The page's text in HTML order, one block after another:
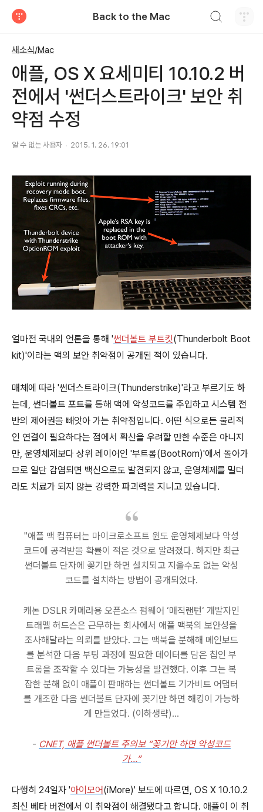
Back to the Mac
새소식/Mac
애플, OS X 요세미티 10.10.2 버
전에서 '썬더스트라이크' 보안 취
약점 수정
알 수 없는 사용자 2015. 1. 26. 19:01
얼마전 국내외 언론을 통해 '썬더볼트 부트킷(Thunderbolt Boot
kit)'이라는 맥의 보안 취약점이 공개된 적이 있습니다.
매체에 따라 '썬더스트라이크(Thunderstrike)'라고 부르기도 하
는데, 썬더볼트 포트를 통해 맥에 악성코드를 주입하고 시스템 전
반의 제어권을 빼앗아 가는 취약점입니다. 어떤 식으로든 물리적
인 연결이 필요하다는 점에서 확산을 우려할 만한 수준은 아니지
만, 운영체제보다 상위 레이어인 '부트롬(BootRom)'에서 돌아가
므로 일단 감염되면 백신으로도 발견되지 않고, 운영체제를 밀더
라도 치료가 되지 않는 강력한 파괴력을 지니고 있습니다.
"애플 맥 컴퓨터는 마이크로소프트 윈도 운영체제보다 악성
코드에 공격받을 확률이 적은 것으로 알려졌다. 하지만 최근
썬더볼트 단자에 꽂기만 하면 설치되고 지울수도 없는 악성
코드를 설치하는 방법이 공개되었다.
캐논 DSLR 카메라용 오픈소스 펌웨어 ‘매직랜턴‘ 개발자인
트래멜 허드슨은 근무하는 회사에서 애플 맥북의 보안성을
조사해달라는 의뢰를 받았다. 그는 맥북을 분해해 메인보드
를 분석한 다음 부팅 과정에 필요한 데이터를 담은 칩인 부
트롬을 조작할 수 있다는 가능성을 발견했다. 이후 그는 복
잡한 분해 없이 애플이 판매하는 썬더볼트 기가비트 어댑터
를 개조한 다음 썬더볼트 단자에 꽂기만 하면 해킹이 가능하
게 만들었다. (이하생략)...
- CNET, 애플 썬더볼트 주의보 “꽂기만 하면 악성코드
가…”
다행히 24일자 '아이모어(iMore)' 보도에 따르면, OS X 10.10.2
최신 베타 버전에서 이 취약점이 해결됐다고 합니다. 애플이 이 취